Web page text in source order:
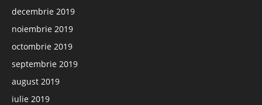
decembrie 2019
noiembrie 2019
octombrie 2019
septembrie 2019
august 2019
iulie 2019